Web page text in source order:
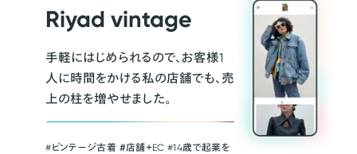
Riyad vintage
手軽にはじめられるので、お客様1
人に時間をかける私の店舗でも、売
上の柱を増やせました。
#ビンテージ古着 ＃店舗＋EC #14歳で起業を